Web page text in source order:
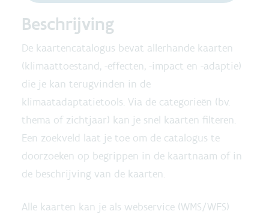
Beschrijving
De kaartencatalogus bevat allerhande kaarten
(klimaattoestand, -effecten, -impact en -adaptie)
die je kan terugvinden in de
klimaatadaptatietools. Via de categorieën (bv.
thema of zichtjaar) kan je snel kaarten filteren.
Een zoekveld laat je toe om de catalogus te
doorzoeken op begrippen in de kaartnaam of in
de beschrijving van de kaarten.
Alle kaarten kan je als webservice (WMS/WFS)